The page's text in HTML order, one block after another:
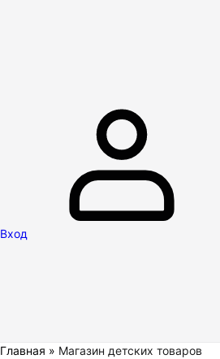
Вход
Главная » Магазин детских товаров